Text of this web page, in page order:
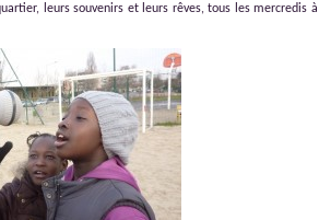
leurs souvenirs et leurs rêves, tous les mercredis à